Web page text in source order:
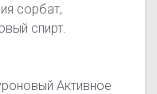
сорбат,
спирт.
Активное